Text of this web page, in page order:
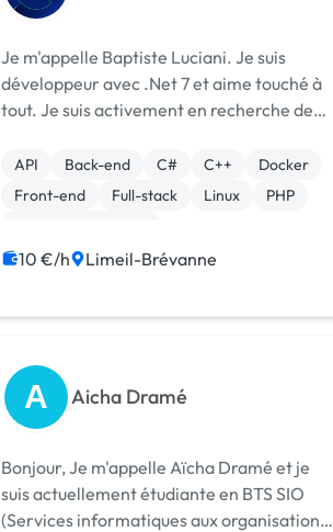
Je m'appelle Baptiste Luciani. Je suis
développeur avec .Net 7 et aime touché à
tout. Je suis activement en recherche de
mettre en pratique mes compétences.
J'utilise par conséquent : - Blazor Wasm &
API Back-end C# C++
Docker
Front-end
Full-stack Linux
PHP
10 €/h Limeil-Brévanne
A Aicha Dramé
Bonjour, Je m'appelle Aïcha Dramé et je
suis actuellement étudiante en BTS SIO
(Services informatiques aux organisations).